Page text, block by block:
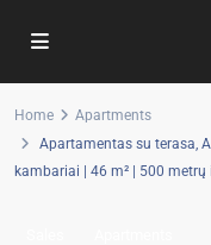
Home
Apartments
Apartamentas su terasa,
kambariai | 46 m² | 500 metrų